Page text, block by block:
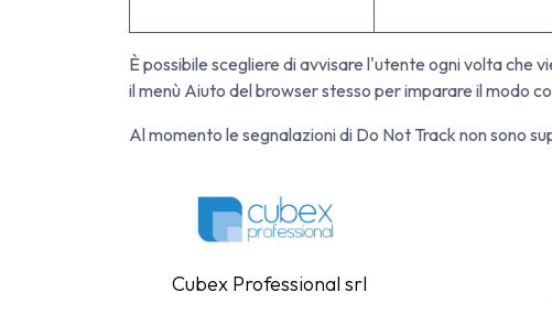
È possibile scegliere di avvisare l'utente ogni volta che
il menù Aiuto del browser stesso per imparare il modo
Al momento le segnalazioni di Do Not Track non sono
Cubex Professional srl